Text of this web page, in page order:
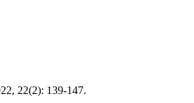
22(2): 139-147.